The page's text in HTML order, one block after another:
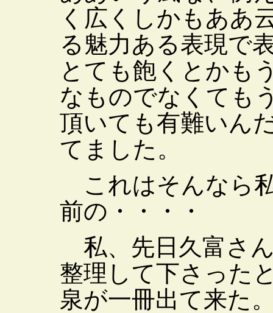
く広くしかもああ
る魅力ある表現で
とても飽くとかも
なものでなくても
頂いても有難いん
てました。
これはそんなら
前の・・・・
私、先日久富さ
整理して下さった
泉が一冊出て来た